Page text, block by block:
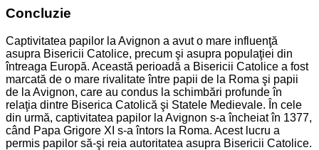
Concluzie
Captivitatea papilor la Avignon a avut o mare influenţă
asupra Bisericii Catolice, precum şi asupra populaţiei din
întreaga Europă. Această perioadă a Bisericii Catolice a fost
marcată de o mare rivalitate între papii de la Roma şi papii
de la Avignon, care au condus la schimbări profunde în
relaţia dintre Biserica Catolică şi Statele Medievale. În cele
din urmă, captivitatea papilor la Avignon s-a încheiat în 1377,
când Papa Grigore XI s-a întors la Roma. Acest lucru a
permis papilor să-şi reia autoritatea asupra Bisericii Catolice.